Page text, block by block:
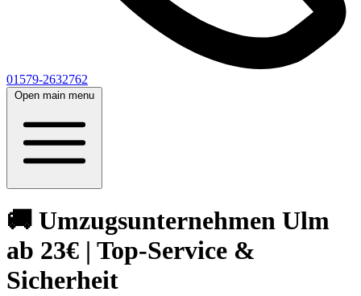
01579-2632762
Open main menu
🚚 Umzugsunternehmen Ulm
ab 23€ | Top-Service &
Sicherheit